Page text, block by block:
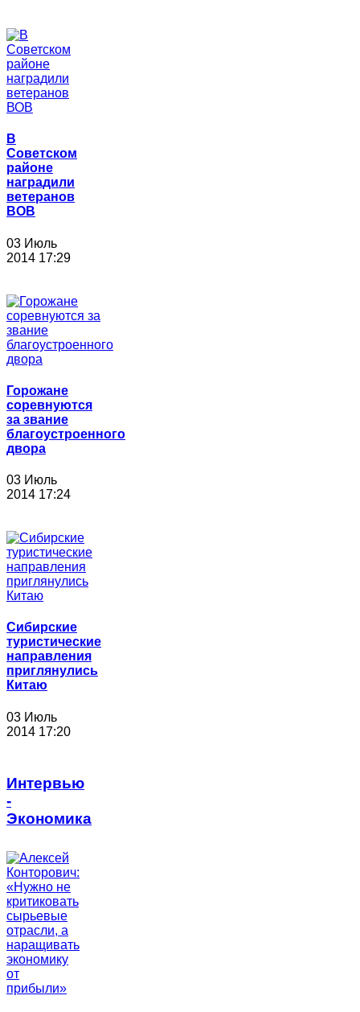
В
Советском
районе
наградили
ветеранов
ВОВ
03 Июль
2014 17:29
Горожане
соревнуются
за звание
благоустроенного
двора
03 Июль
2014 17:24
Сибирские
туристические
направления
приглянулись
Китаю
03 Июль
2014 17:20
Интервью
-
Экономика